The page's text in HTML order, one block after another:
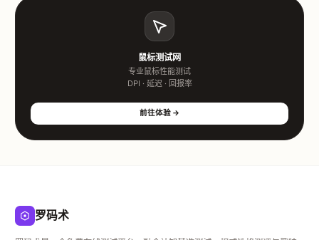
鼠标测试网
专业鼠标性能测试
DPI · 延迟 · 回报率
前往体验 →
罗码术